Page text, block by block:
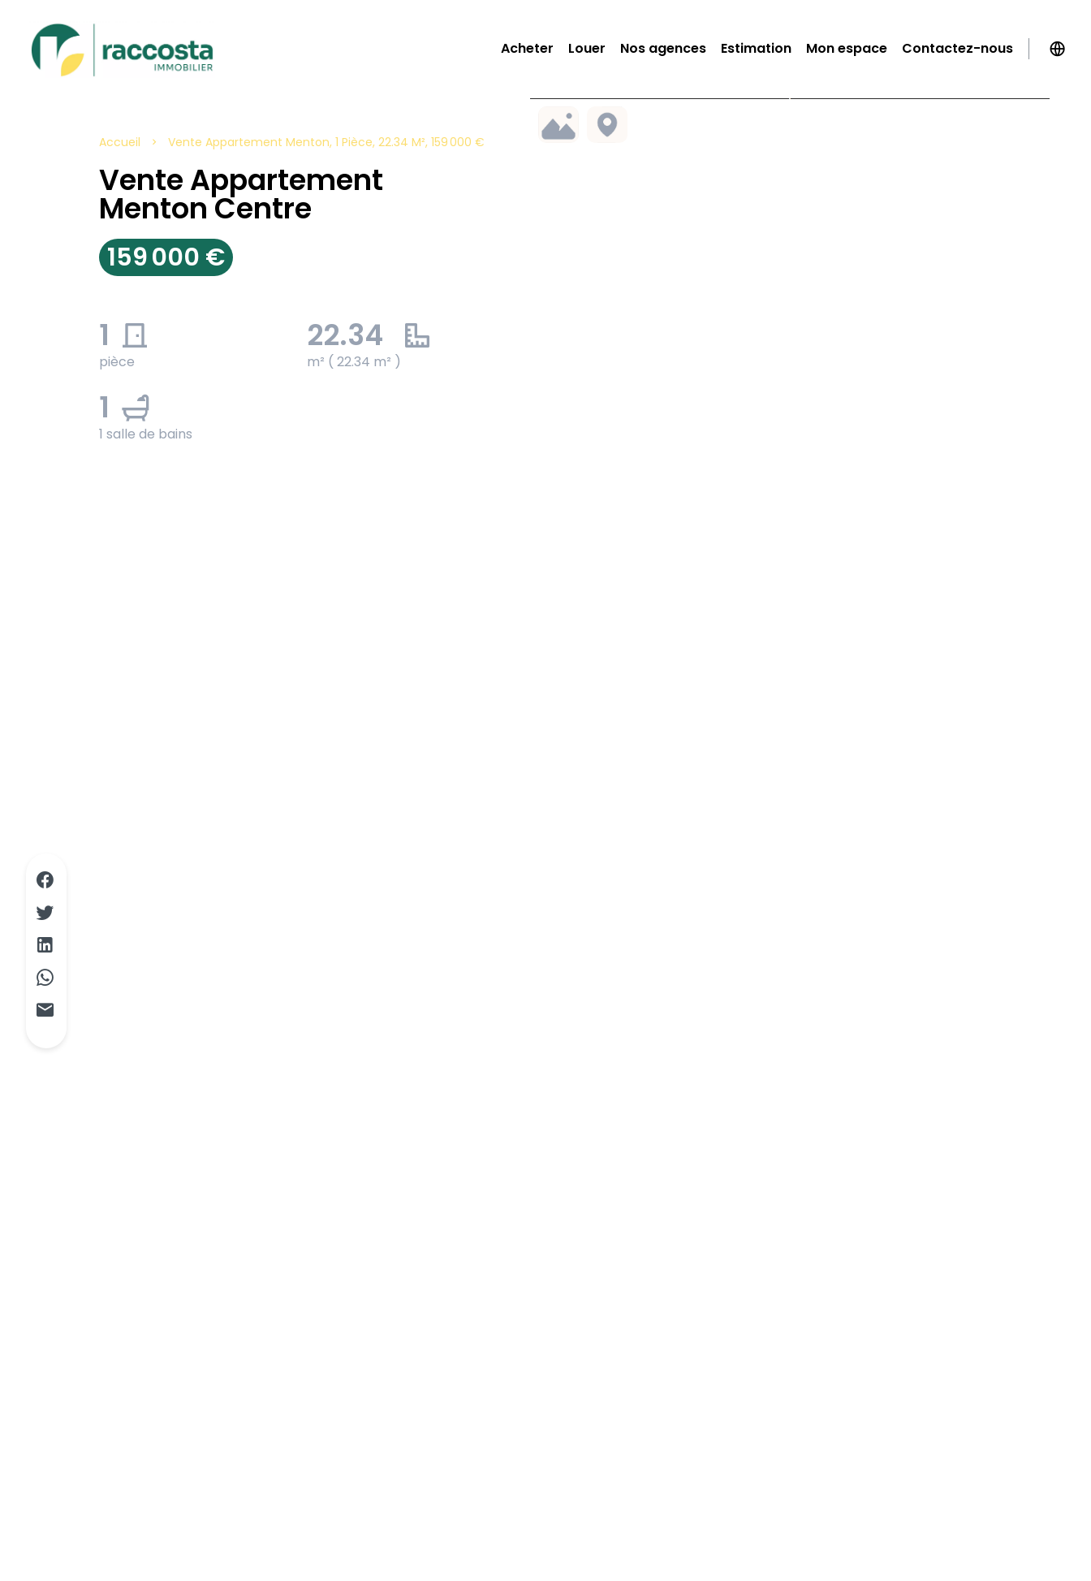
Acheter Louer Nos agences Estimation Mon espace Contactez-nous
Accueil Vente Appartement Menton, 1 Pièce, 22.34 M², 159 000 €
Vente Appartement
Menton Centre
159 000 €
1
pièce
22.34
m² ( 22.34 m² )
1
1 salle de bains